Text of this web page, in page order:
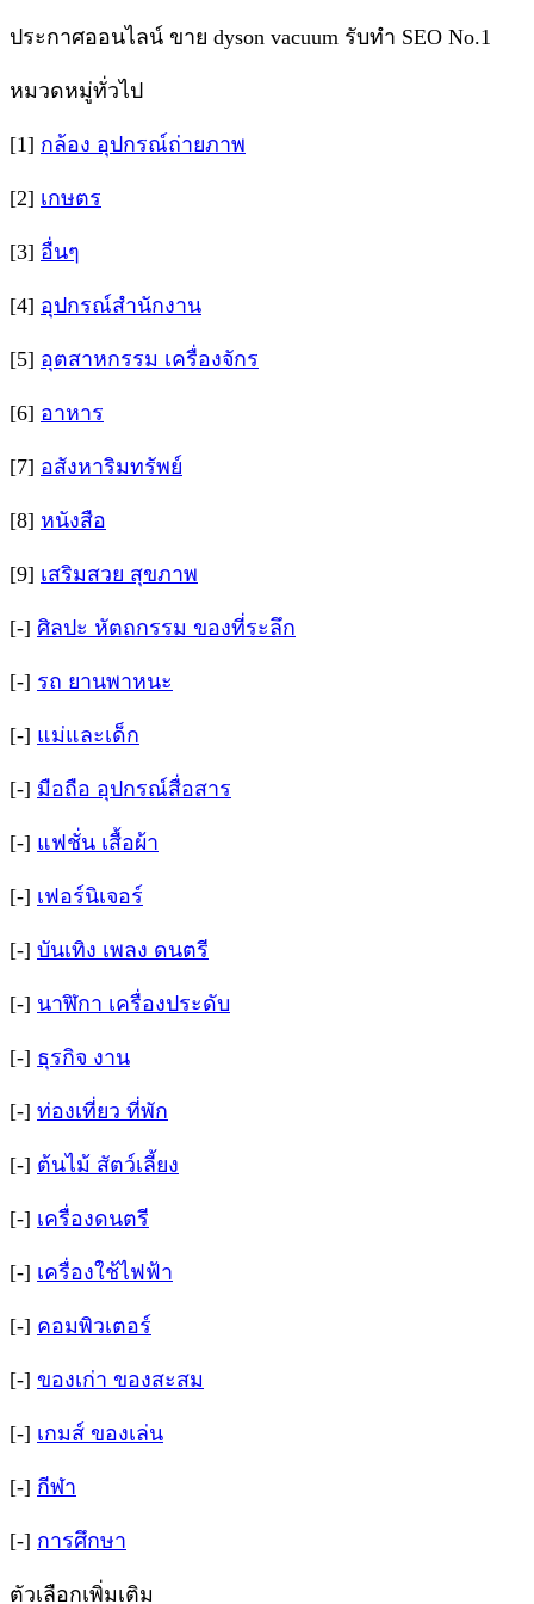
ประกาศออนไลน์ ขาย dyson vacuum รับทำ SEO No.1
หมวดหมู่ทั่วไป
[1] กล้อง อุปกรณ์ถ่ายภาพ
[2] เกษตร
[3] อื่นๆ
[4] อุปกรณ์สำนักงาน
[5] อุตสาหกรรม เครื่องจักร
[6] อาหาร
[7] อสังหาริมทรัพย์
[8] หนังสือ
[9] เสริมสวย สุขภาพ
[-] ศิลปะ หัตถกรรม ของที่ระลึก
[-] รถ ยานพาหนะ
[-] แม่และเด็ก
[-] มือถือ อุปกรณ์สื่อสาร
[-] แฟชั่น เสื้อผ้า
[-] เฟอร์นิเจอร์
[-] บันเทิง เพลง ดนตรี
[-] นาฬิกา เครื่องประดับ
[-] ธุรกิจ งาน
[-] ท่องเที่ยว ที่พัก
[-] ต้นไม้ สัตว์เลี้ยง
[-] เครื่องดนตรี
[-] เครื่องใช้ไฟฟ้า
[-] คอมพิวเตอร์
[-] ของเก่า ของสะสม
[-] เกมส์ ของเล่น
[-] กีฬา
[-] การศึกษา
ตัวเลือกเพิ่มเติม